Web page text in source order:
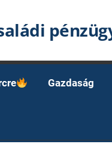
Gazdaság